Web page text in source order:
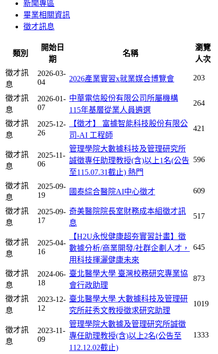
新聞專區
畢業相關資訊
徵才訊息
類別
開始日
期
名稱
瀏覽
人次
徵才訊
息
2026-03-
04
2026產業實習x就業媒合博覽會 203
徵才訊
息
2026-01-
07
中華電信股份有限公司所屬機構
115年基層從業人員遴選
264
徵才訊
息
2025-12-
26
【徵才】 富據智能科技股份有限公
司-AI 工程師
421
徵才訊
息
2025-11-
06
管理學院大數據科技及管理研究所
誠徵專任助理教授(含)以上1名(公告
至115.07.31截止) 熱門
596
徵才訊
息
2025-09-
19
國泰綜合醫院AI中心徵才 609
徵才訊
息
2025-09-
17
奇美醫院院長室財務成本組徵才訊
息
517
徵才訊
息
2025-04-
16
【H2U永悅健康超夯實習計畫】徵
數據分析/商業開發/社群企劃人才，
用科技揮灑健康未來
645
徵才訊
息
2024-06-
18
臺北醫學大學 臺灣校務研究專業協
會行政助理
873
徵才訊
息
2023-12-
12
臺北醫學大學 大數據科技及管理研
究所莊秀文教授徵求研究助理
1019
徵才訊
息
2023-11-
09
管理學院大數據及管理研究所誠徵
專任助理教授(含)以上2名(公告至
112.12.02截止)
1333